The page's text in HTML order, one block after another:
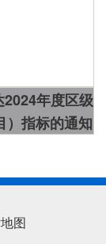
年度区级
）指标的通知
图